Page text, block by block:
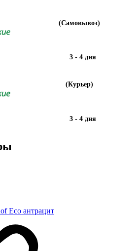
(Самовывоз)
3 - 4 дня
(Курьер)
3 - 4 дня
Eco антрацит